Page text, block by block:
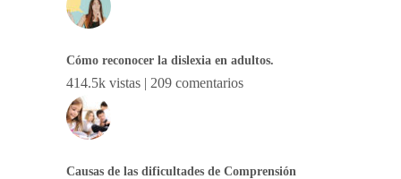
Cómo reconocer la dislexia en adultos.
414.5k vistas | 209 comentarios
Causas de las dificultades de Comprensión